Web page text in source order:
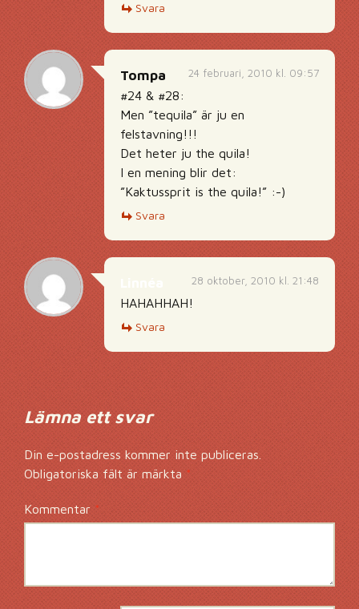
Svara
24 februari, 2010 kl. 09:57
Tompa
#24 & #28:
Men ”tequila” är ju en
felstavning!!!
Det heter ju the quila!
I en mening blir det:
”Kaktussprit is the quila!” :-)
Svara
28 oktober, 2010 kl. 21:48
HAHAHHAH!
Svara
Lämna ett svar
Din e-postadress kommer inte publiceras.
Obligatoriska fält är märkta *
Kommentar*